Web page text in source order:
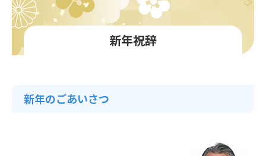
新年祝辞
新年のごあいさつ